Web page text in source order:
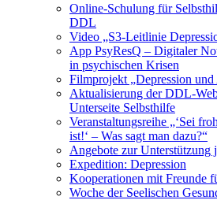
Online-Schulung für
DDL
Video „S3-Leitlinie
App PsyResQ – Digitaler
in psychischen Krisen
Filmprojekt „Depression und
Aktualisierung der DDL-
Unterseite Selbsthilfe
Veranstaltungsreihe „‘Sei
ist!‘ – Was sagt man dazu?“
Angebote zur Unterstützung
Expedition: Depression
Kooperationen mit Freunde
Woche der Seelischen